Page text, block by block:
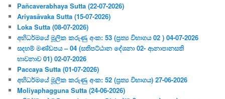
Pañcaverabhaya Sutta (22-07-2026)
Ariyasāvaka Sutta (15-07-2026)
Loka Sutta (08-07-2026)
අභිධර්මයේ මූලික කරුණු අංක: 53 (ප්‍ර‍ත්‍ය විභාගය 02 ) 04-07-2026
සදහම් මණ්ඩපය – 04 (සතිපට්ඨාන දේශනා 02- ආනාපානසති
භාවනාව 01) 02-07-2026
Paccaya Sutta (01-07-2026)
අභිධර්මයේ මූලික කරුණු අංක: 52 (ප්‍ර‍ත්‍ය විභාගය) 27-06-2026
Moliyaphagguna Sutta (24-06-2026)